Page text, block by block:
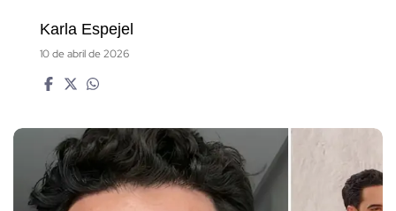
Karla Espejel
10 de abril de 2026